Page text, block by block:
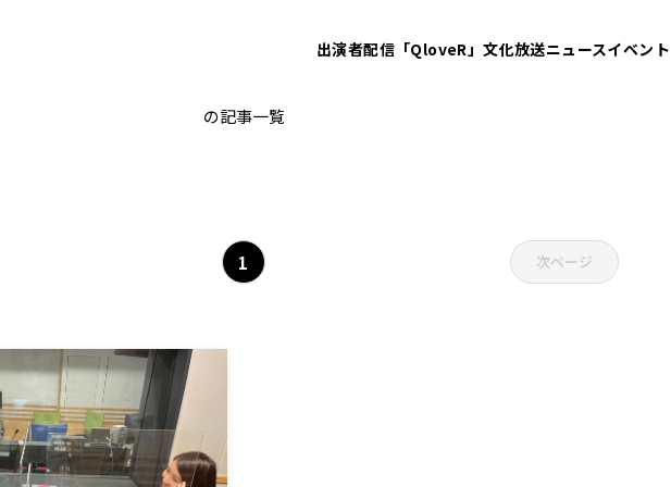
出演者配信「QloveR」文化放送ニュースイベント
の記事一覧
1 次ページ